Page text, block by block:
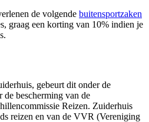
de volgende buitensportzaken
graag een korting van 10% indien je
gebeurt dit onder de
bescherming van de
Reizen. Zuiderhuis
reizen en van de VVR (Vereniging